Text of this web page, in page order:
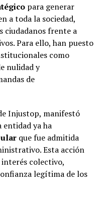
para generar
a toda la sociedad,
ciudadanos frente a
Para ello, han puesto
como
nulidad y
de
Injustop, manifestó
ya ha
que fue admitida
Esta acción
colectivo,
legítima de los